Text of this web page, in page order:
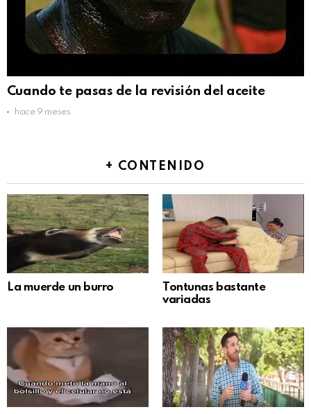
Cuando te pasas de la revisión del aceite
hace 9 meses
+ CONTENIDO
La muerde un burro
Tontunas bastante
variadas